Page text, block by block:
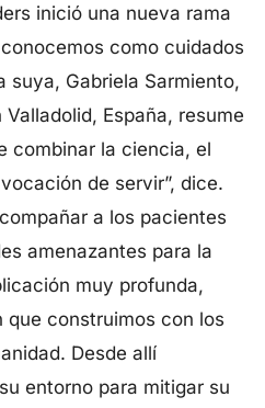
inició una nueva rama
como cuidados
suya, Gabriela Sarmiento,
España, resume
combinar la ciencia, el
de servir”, dice.
a los pacientes
amenazantes para la
muy profunda,
que construimos con los
Desde allí
entorno para mitigar su